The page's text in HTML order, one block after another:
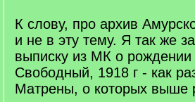
К слову, про архив
и не в эту тему. Я так же
выписку из МК о
Свободный, 1918 г - как
Матрены, о которых выше